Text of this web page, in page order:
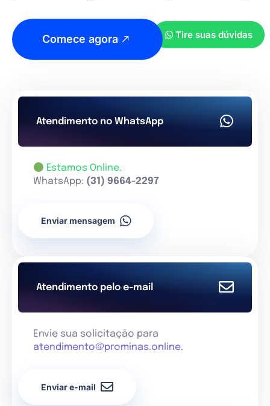
Comece agora Tire suas dúvidas
Atendimento no WhatsApp
Estamos Online.
WhatsApp: (31) 9664-2297
Enviar mensagem
Atendimento pelo e-mail
Envie sua solicitação para
atendimento@prominas.online.
Enviar e-mail